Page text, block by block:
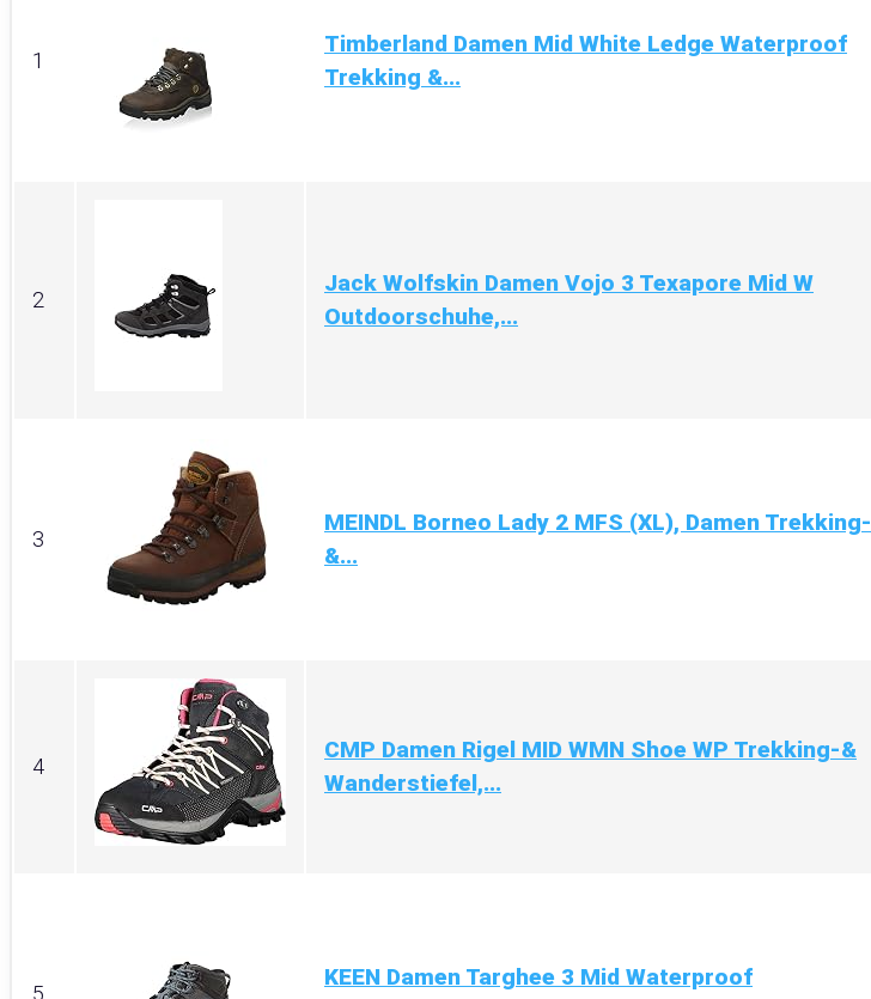
1
Timberland Damen Mid White Ledge Waterproof
Trekking &...
2
Jack Wolfskin Damen Vojo 3 Texapore Mid W
Outdoorschuhe,...
3
MEINDL Borneo Lady 2 MFS (XL), Damen Trekking-
&...
4
CMP Damen Rigel MID WMN Shoe WP Trekking-&
Wanderstiefel,...
5
KEEN Damen Targhee 3 Mid Waterproof